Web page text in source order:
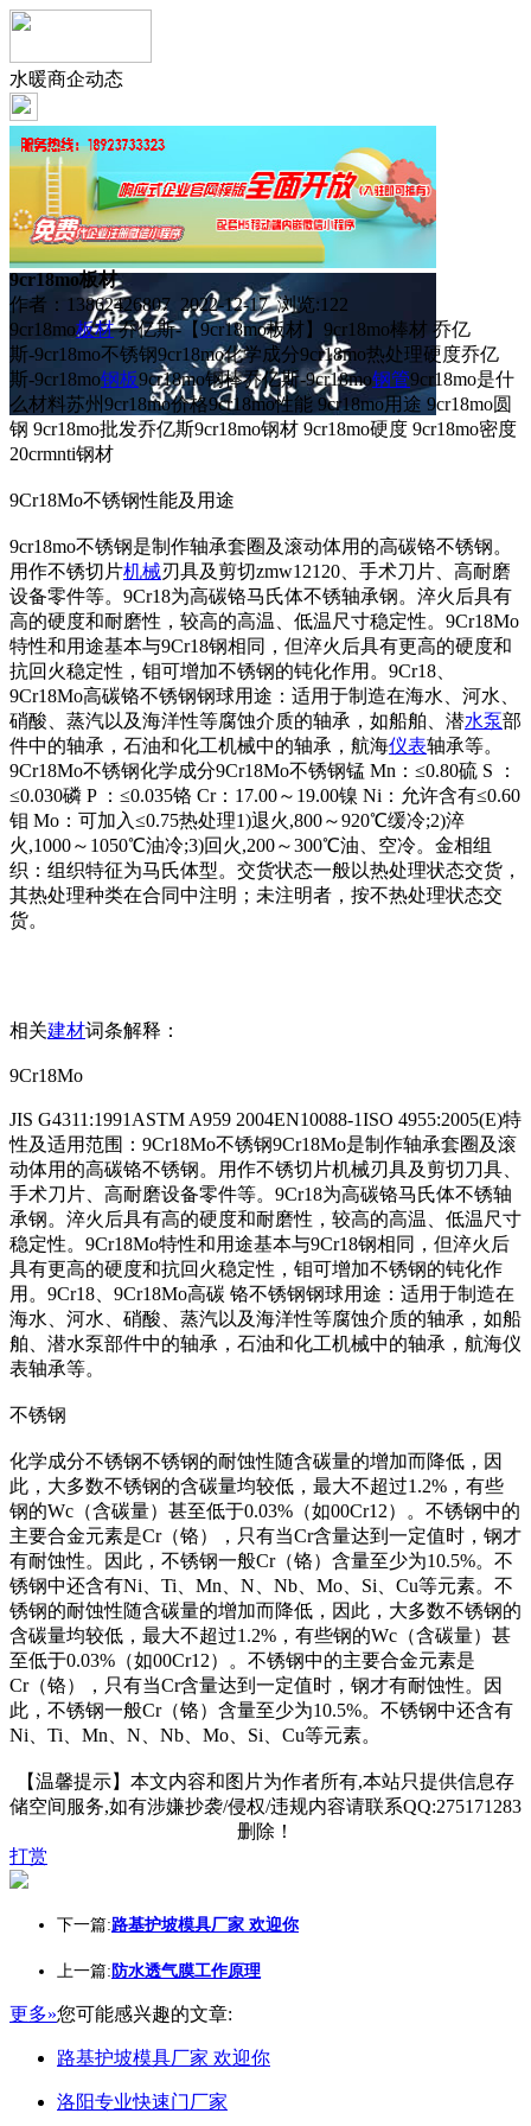
水暖商企动态
9cr18mo板材
作者：13862426807 2022-12-17 浏览:122
9cr18mo板材乔亿斯-【9cr18mo板材】9cr18mo棒材 乔亿
斯-9cr18mo不锈钢9cr18mo化学成分9cr18mo热处理硬度乔亿
斯-9cr18mo钢板9cr18mo钢棒乔亿斯-9cr18mo钢管9cr18mo是什
么材料苏州9cr18mo价格9cr18mo性能 9cr18mo用途 9cr18mo圆
钢 9cr18mo批发乔亿斯9cr18mo钢材 9cr18mo硬度 9cr18mo密度
20crmnti钢材
9Cr18Mo不锈钢性能及用途
9cr18mo不锈钢是制作轴承套圈及滚动体用的高碳铬不锈钢。
用作不锈切片机械刃具及剪切zmw12120、手术刀片、高耐磨
设备零件等。9Cr18为高碳铬马氏体不锈轴承钢。淬火后具有
高的硬度和耐磨性，较高的高温、低温尺寸稳定性。9Cr18Mo
特性和用途基本与9Cr18钢相同，但淬火后具有更高的硬度和
抗回火稳定性，钼可增加不锈钢的钝化作用。9Cr18、
9Cr18Mo高碳铬不锈钢钢球用途：适用于制造在海水、河水、
硝酸、蒸汽以及海洋性等腐蚀介质的轴承，如船舶、潜水泵部
件中的轴承，石油和化工机械中的轴承，航海仪表轴承等。
9Cr18Mo不锈钢化学成分9Cr18Mo不锈钢锰 Mn：≤0.80硫 S ：
≤0.030磷 P ：≤0.035铬 Cr：17.00～19.00镍 Ni：允许含有≤0.60
钼 Mo：可加入≤0.75热处理1)退火,800～920℃缓冷;2)淬
火,1000～1050℃油冷;3)回火,200～300℃油、空冷。金相组
织：组织特征为马氏体型。交货状态一般以热处理状态交货，
其热处理种类在合同中注明；未注明者，按不热处理状态交
货。
相关建材词条解释：
9Cr18Mo
JIS G4311:1991ASTM A959 2004EN10088-1ISO 4955:2005(E)特
性及适用范围：9Cr18Mo不锈钢9Cr18Mo是制作轴承套圈及滚
动体用的高碳铬不锈钢。用作不锈切片机械刃具及剪切刀具、
手术刀片、高耐磨设备零件等。9Cr18为高碳铬马氏体不锈轴
承钢。淬火后具有高的硬度和耐磨性，较高的高温、低温尺寸
稳定性。9Cr18Mo特性和用途基本与9Cr18钢相同，但淬火后
具有更高的硬度和抗回火稳定性，钼可增加不锈钢的钝化作
用。9Cr18、9Cr18Mo高碳 铬不锈钢钢球用途：适用于制造在
海水、河水、硝酸、蒸汽以及海洋性等腐蚀介质的轴承，如船
舶、潜水泵部件中的轴承，石油和化工机械中的轴承，航海仪
表轴承等。
不锈钢
化学成分不锈钢不锈钢的耐蚀性随含碳量的增加而降低，因
此，大多数不锈钢的含碳量均较低，最大不超过1.2%，有些
钢的Wc（含碳量）甚至低于0.03%（如00Cr12）。不锈钢中的
主要合金元素是Cr（铬），只有当Cr含量达到一定值时，钢才
有耐蚀性。因此，不锈钢一般Cr（铬）含量至少为10.5%。不
锈钢中还含有Ni、Ti、Mn、N、Nb、Mo、Si、Cu等元素。不
锈钢的耐蚀性随含碳量的增加而降低，因此，大多数不锈钢的
含碳量均较低，最大不超过1.2%，有些钢的Wc（含碳量）甚
至低于0.03%（如00Cr12）。不锈钢中的主要合金元素是
Cr（铬），只有当Cr含量达到一定值时，钢才有耐蚀性。因
此，不锈钢一般Cr（铬）含量至少为10.5%。不锈钢中还含有
Ni、Ti、Mn、N、Nb、Mo、Si、Cu等元素。
【温馨提示】本文内容和图片为作者所有,本站只提供信息存
储空间服务,如有涉嫌抄袭/侵权/违规内容请联系QQ:275171283
删除！
打赏
下一篇:路基护坡模具厂家 欢迎你
上一篇: 防水透气膜工作原理
更多»您可能感兴趣的文章:
路基护坡模具厂家 欢迎你
洛阳专业快速门厂家